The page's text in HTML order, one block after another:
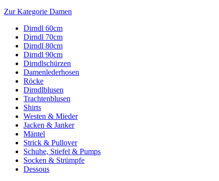
Zur Kategorie Damen
Dirndl 60cm
Dirndl 70cm
Dirndl 80cm
Dirndl 90cm
Dirndlschürzen
Damenlederhosen
Röcke
Dirndlblusen
Trachtenblusen
Shirts
Westen & Mieder
Jacken & Janker
Mäntel
Strick & Pullover
Schuhe, Stiefel & Pumps
Socken & Strümpfe
Dessous